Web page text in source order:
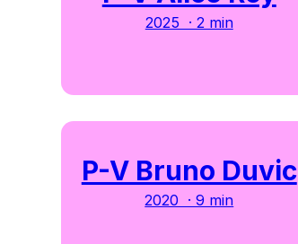
2025 · 2 min
P-V Bruno Duvic
2020 · 9 min